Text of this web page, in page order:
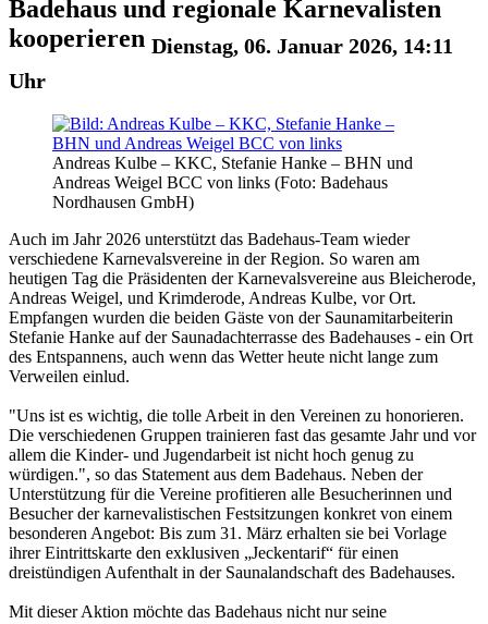
Badehaus und regionale Karnevalisten
kooperieren Dienstag, 06. Januar 2026, 14:11
Uhr
Andreas Kulbe – KKC, Stefanie Hanke – BHN und
Andreas Weigel BCC von links (Foto: Badehaus
Nordhausen GmbH)
Auch im Jahr 2026 unterstützt das Badehaus-Team wieder
verschiedene Karnevalsvereine in der Region. So waren am
heutigen Tag die Präsidenten der Karnevalsvereine aus Bleicherode,
Andreas Weigel, und Krimderode, Andreas Kulbe, vor Ort.
Empfangen wurden die beiden Gäste von der Saunamitarbeiterin
Stefanie Hanke auf der Saunadachterrasse des Badehauses - ein Ort
des Entspannens, auch wenn das Wetter heute nicht lange zum
Verweilen einlud.
"Uns ist es wichtig, die tolle Arbeit in den Vereinen zu honorieren.
Die verschiedenen Gruppen trainieren fast das gesamte Jahr und vor
allem die Kinder- und Jugendarbeit ist nicht hoch genug zu
würdigen.", so das Statement aus dem Badehaus. Neben der
Unterstützung für die Vereine profitieren alle Besucherinnen und
Besucher der karnevalistischen Festsitzungen konkret von einem
besonderen Angebot: Bis zum 31. März erhalten sie bei Vorlage
ihrer Eintrittskarte den exklusiven „Jeckentarif“ für einen
dreistündigen Aufenthalt in der Saunalandschaft des Badehauses.
Mit dieser Aktion möchte das Badehaus nicht nur seine